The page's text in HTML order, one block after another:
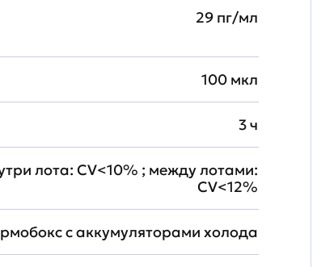
29 пг/мл
100 мкл
3 ч
лота: CV<10% ; между лотами:
CV<12%
с аккумуляторами холода